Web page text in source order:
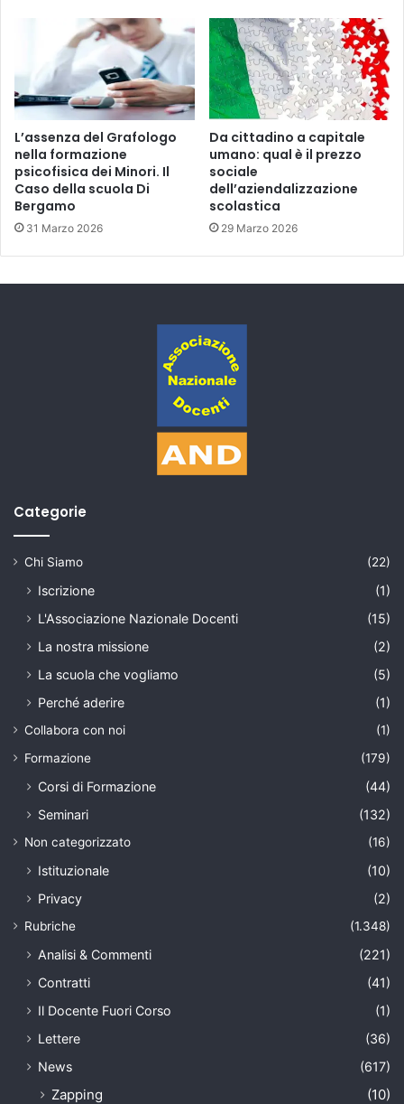
L’assenza del Grafologo
nella formazione
psicofisica dei Minori. Il
Caso della scuola Di
Bergamo
31 Marzo 2026
Da cittadino a capitale
umano: qual è il prezzo
sociale
dell’aziendalizzazione
scolastica
29 Marzo 2026
Categorie
Chi Siamo (22)
Iscrizione
(1)
L'Associazione Nazionale Docenti
(15)
La nostra missione
(2)
La scuola che vogliamo
(5)
Perché aderire
(1)
Collabora con noi
(1)
Formazione
(179)
Corsi di Formazione
(44)
Seminari
(132)
Non categorizzato (16)
Istituzionale
(10)
Privacy
(2)
Rubriche (1.348)
Analisi & Commenti
(221)
Contratti
(41)
Il Docente Fuori Corso
(1)
Lettere
(36)
News
(617)
Zapping (10)